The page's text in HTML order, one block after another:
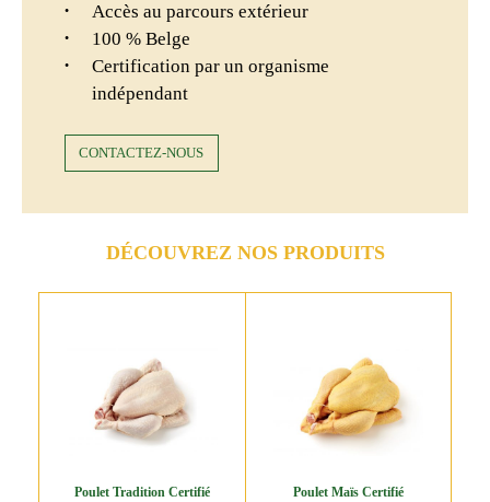
Accès au parcours extérieur
100 % Belge
Certification par un organisme
indépendant
CONTACTEZ-NOUS
DÉCOUVREZ NOS PRODUITS
Poulet Tradition Certifié Poulet Maïs Certifié